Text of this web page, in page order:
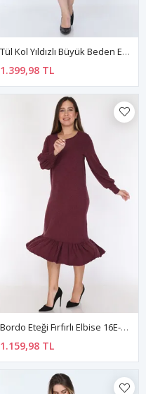
Tül Kol Yıldızlı Büyük Beden Elbise 13E-0778
1.399,98 TL
Bordo Eteği Fırfırlı Elbise 16E-0785
1.159,98 TL